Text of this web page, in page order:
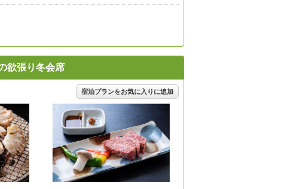
欲張り冬会席
宿泊プランをお気に入りに追加